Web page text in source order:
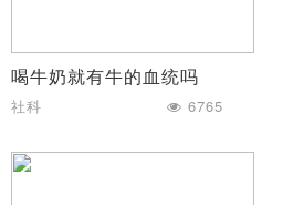
喝牛奶就有牛的血统吗
社科 6765